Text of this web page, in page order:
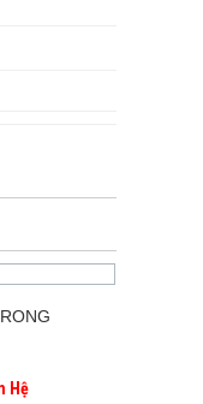
Hệ